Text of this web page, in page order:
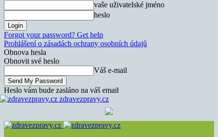
vaše uživatelské jméno
heslo
Forgot your password? Get help
Prohlášení o zásadách ochrany osobních údajů
Obnova hesla
Obnovit své heslo
Váš e-mail
Heslo vám bude zasláno na váš email
zdravezpravy.cz